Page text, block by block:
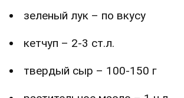
зеленый лук – по вкусу
кетчуп – 2-3 ст.л.
твердый сыр – 100-150 г